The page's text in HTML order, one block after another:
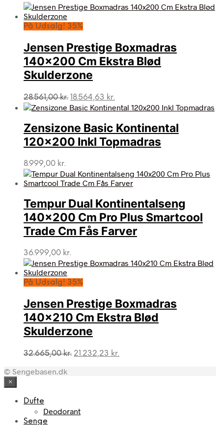
På Udsalg! 35%
Jensen Prestige Boxmadras
140×200 Cm Ekstra Blød
Skulderzone
28.561,00kr. Den
oprindelige
var:
28.561,00 kr..
18.564,63 kr.
aktuelle
er:
18.564,63 kr..
Zensizone Basic Kontinental
120×200 Inkl Topmadras
8.999,00 kr.
Tempur Dual Kontinentalseng
140×200 Cm Pro Plus Smartcool
Trade Cm Fås Farver
36.999,00 kr.
På Udsalg! 35%
Jensen Prestige Boxmadras
140×210 Cm Ekstra Blød
Skulderzone
32.665,00kr. Den
21.232,23 kr.
© Sengebasen.dk
×
Dufte
Deodorant
Senge